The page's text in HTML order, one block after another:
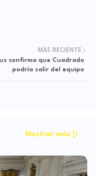
MÁS RECIENTE
confirma que Cuadrado
podría salir del equipo
Mostrar más